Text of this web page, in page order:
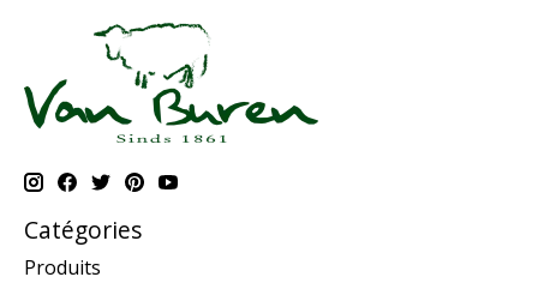
Catégories
Produits